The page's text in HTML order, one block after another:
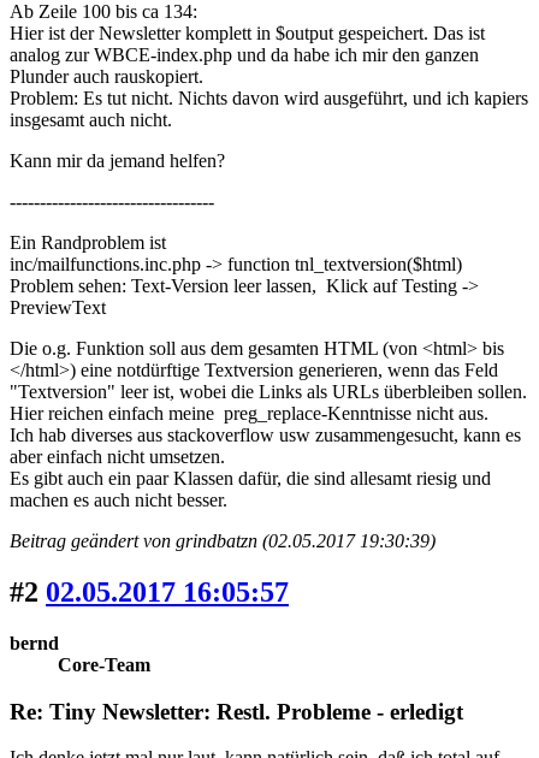
Ab Zeile 100 bis ca 134:
Hier ist der Newsletter komplett in $output gespeichert. Das ist
analog zur WBCE-index.php und da habe ich mir den ganzen
Plunder auch rauskopiert.
Problem: Es tut nicht. Nichts davon wird ausgeführt, und ich kapiers
insgesamt auch nicht.
Kann mir da jemand helfen?
----------------------------------
Ein Randproblem ist
inc/mailfunctions.inc.php -> function tnl_textversion($html)
Problem sehen: Text-Version leer lassen, Klick auf Testing ->
PreviewText
Die o.g. Funktion soll aus dem gesamten HTML (von <html> bis
</html>) eine notdürftige Textversion generieren, wenn das Feld
"Textversion" leer ist, wobei die Links als URLs überbleiben sollen.
Hier reichen einfach meine preg_replace-Kenntnisse nicht aus.
Ich hab diverses aus stackoverflow usw zusammengesucht, kann es
aber einfach nicht umsetzen.
Es gibt auch ein paar Klassen dafür, die sind allesamt riesig und
machen es auch nicht besser.
Beitrag geändert von grindbatzn (02.05.2017 19:30:39)
#2 02.05.2017 16:05:57
bernd
Core-Team
Re: Tiny Newsletter: Restl. Probleme - erledigt